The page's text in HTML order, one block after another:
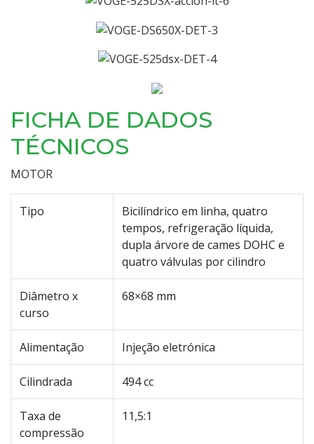
FICHA DE DADOS
TÉCNICOS
MOTOR
Tipo
Bicilíndrico em linha, quatro
tempos, refrigeração líquida,
dupla árvore de cames DOHC e
quatro válvulas por cilindro
Diâmetro x
curso
68×68 mm
Alimentação Injeção eletrónica
Cilindrada 494 cc
Taxa de
compressão
11,5:1